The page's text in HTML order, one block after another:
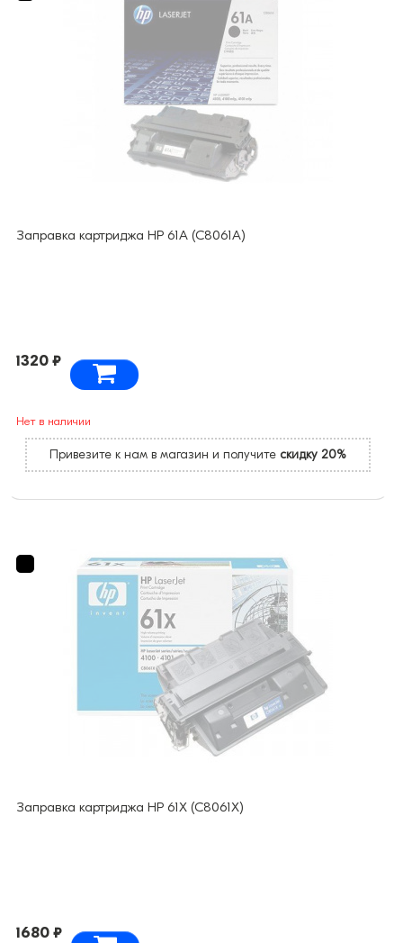
Заправка картриджа HP 61A (C8061A)
1320 ₽
Нет в наличии
Привезите к нам в магазин и получите скидку 20%
Заправка картриджа HP 61X (C8061X)
1680 ₽